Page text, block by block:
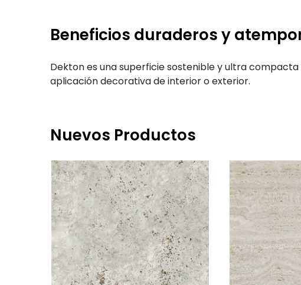
Beneficios duraderos y
Dekton es una superficie sostenible y ultra
aplicación decorativa de interior o exterior.
Nuevos Productos